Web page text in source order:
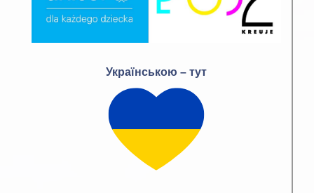
Українською – тут